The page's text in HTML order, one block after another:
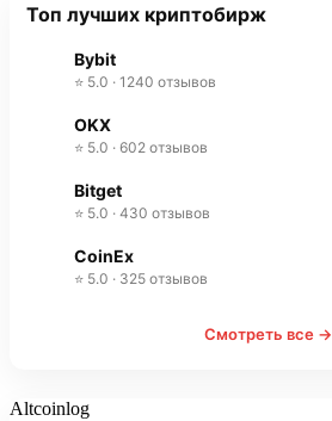
Топ лучших криптобирж
Bybit
⭐ 5.0 · 1240 отзывов
OKX
⭐ 5.0 · 602 отзывов
Bitget
⭐ 5.0 · 430 отзывов
CoinEx
⭐ 5.0 · 325 отзывов
Смотреть все →
Altcoinlog